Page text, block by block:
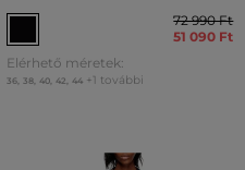
72 990 Ft
51 090 Ft
Elérhető méretek:
36, 38, 40, 42 44 +1 további